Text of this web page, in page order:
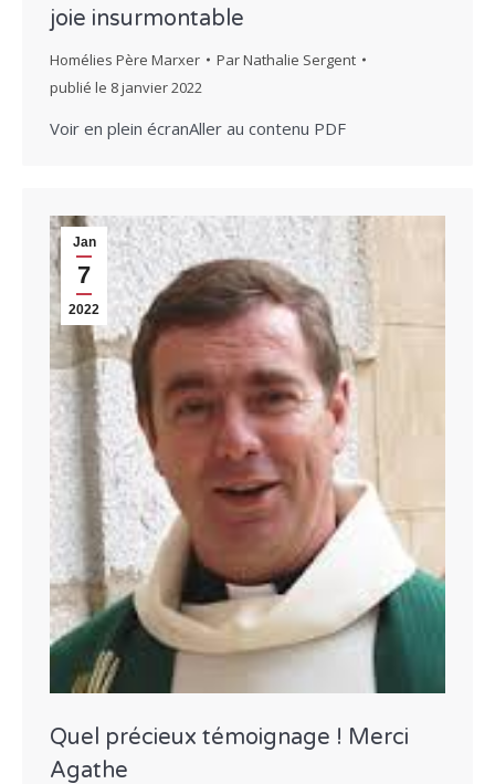
joie insurmontable
Homélies Père Marxer ParNathalie Sergent
publié le 8 janvier 2022
Voir en plein écranAller au contenu PDF
Jan
7
2022
Quel précieux témoignage ! Merci
Agathe